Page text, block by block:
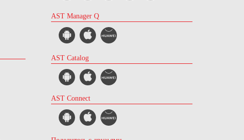
AST Manager Q
AST Catalog
AST Connect